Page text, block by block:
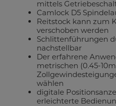
mittels
Camlock D5
Reitstock kann zum
verschoben werden
Schlittenführungen
nachstellbar
Der erfahrene
metrischen (0.45-
wählen
digitale
erleichterte